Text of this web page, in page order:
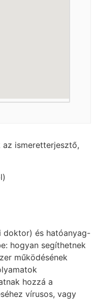
ismeretterjesztő,
doktor) és hatóanyag-
hogyan segíthetnek
működésének
hozzá a
vírusos, vagy